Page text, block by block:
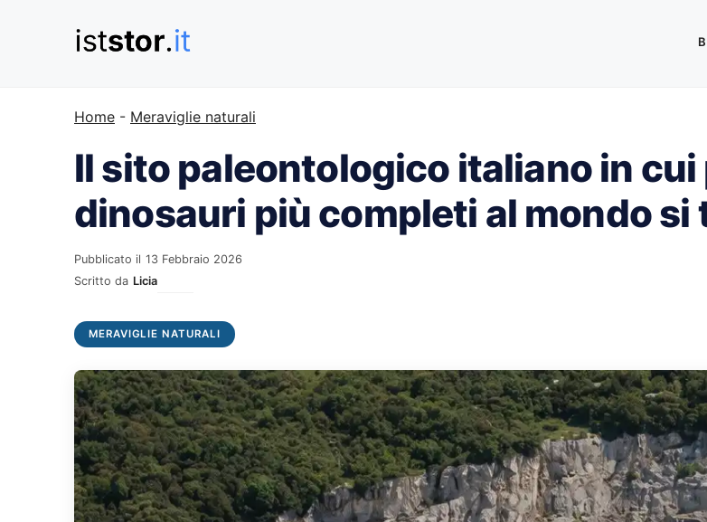
Home - Meraviglie naturali
Il sito paleontologico italiano in cui
dinosauri più completi al mondo si
Pubblicato il 13 Febbraio 2026
Scritto da Licia
MERAVIGLIE NATURALI